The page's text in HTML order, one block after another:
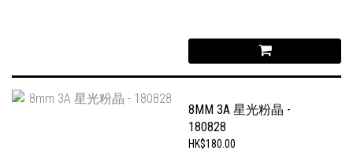
8MM 3A 星光粉晶 -
180828
HK$180.00